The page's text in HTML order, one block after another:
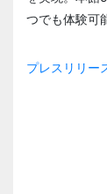
つでも体験可
プレスリリー